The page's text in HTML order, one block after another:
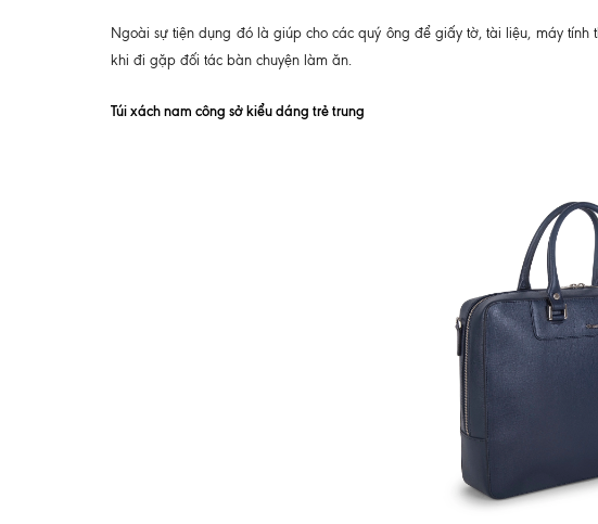
Ngoài sự tiện dụng đó là giúp cho các quý ông để giấy tờ, tài liệu, máy
khi đi gặp đối tác bàn chuyện làm ăn.
Túi xách nam công sở kiểu dáng trẻ trung